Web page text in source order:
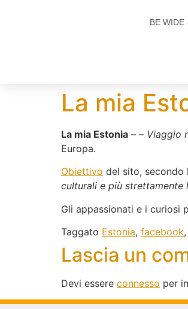
BE WIDE
La mia
La mia Estonia – – Viaggio
Europa.
Obiettivo del sito, secondo
culturali e più
Gli appassionati e i curiosi
Taggato Estonia, facebook,
Lascia un
Devi essere connesso per